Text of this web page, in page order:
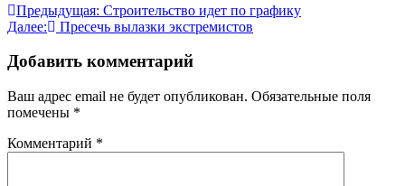
Навигация
по
записям
Предыдущая: Строительство идет по графику
Далее:
Пресечь вылазки экстремистов
Добавить комментарий
Ваш адрес email не будет опубликован. Обязательные поля
помечены *
Комментарий *